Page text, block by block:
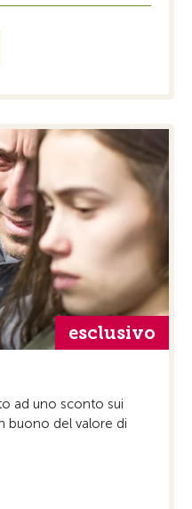
esclusivo
ad uno sconto sui
buono del valore di